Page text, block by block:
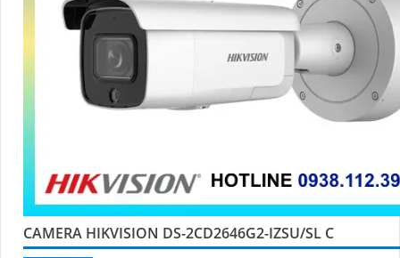
CAMERA HIKVISION DS-2CD2646G2-IZSU/SL C